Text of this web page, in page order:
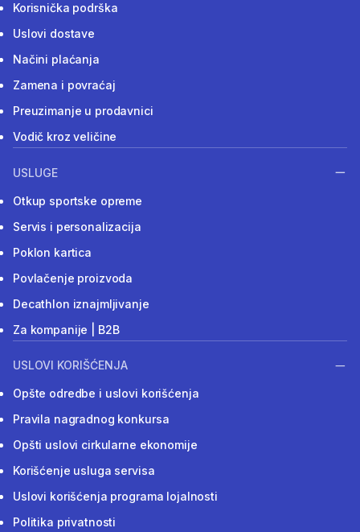
Korisnička podrška
Uslovi dostave
Načini plaćanja
Zamena i povraćaj
Preuzimanje u prodavnici
Vodič kroz veličine
USLUGE
Otkup sportske opreme
Servis i personalizacija
Poklon kartica
Povlačenje proizvoda
Decathlon iznajmljivanje
Za kompanije | B2B
USLOVI KORIŠĆENJA
Opšte odredbe i uslovi korišćenja
Pravila nagradnog konkursa
Opšti uslovi cirkularne ekonomije
Korišćenje usluga servisa
Uslovi korišćenja programa lojalnosti
Politika privatnosti